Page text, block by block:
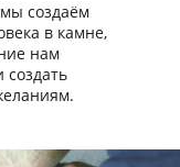
создаём
в камне,
нам